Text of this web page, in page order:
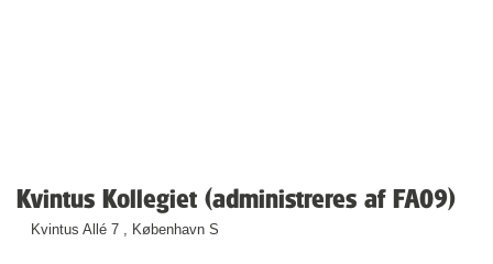
Kvintus Kollegiet (administreres af FA09)
Kvintus Allé 7 , København S